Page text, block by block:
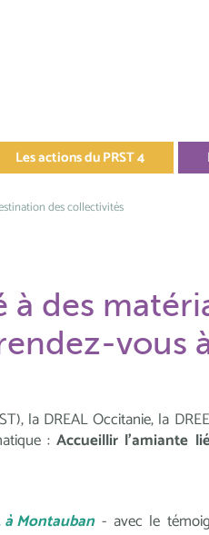
Les actions du PRST 4
des collectivités
des
vous
la DREAL Occitanie, la
: Accueillir l’amiante
à Montauban- avec le